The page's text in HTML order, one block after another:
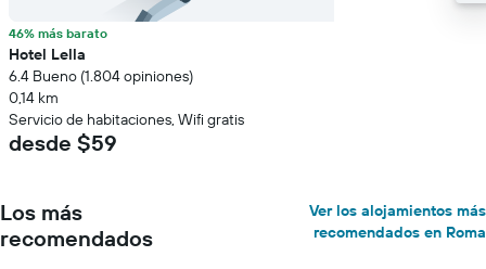
46% más barato
Hotel Lella
6.4 Bueno (1.804 opiniones)
0,14 km
Servicio de habitaciones, Wifi gratis
desde $59
Los más
recomendados
Ver los alojamientos más
recomendados en Roma